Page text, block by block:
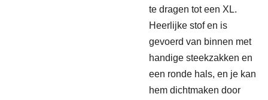
te dragen tot een XL.
Heerlijke stof en is
gevoerd van binnen met
handige steekzakken en
een ronde hals, en je kan
hem dichtmaken door